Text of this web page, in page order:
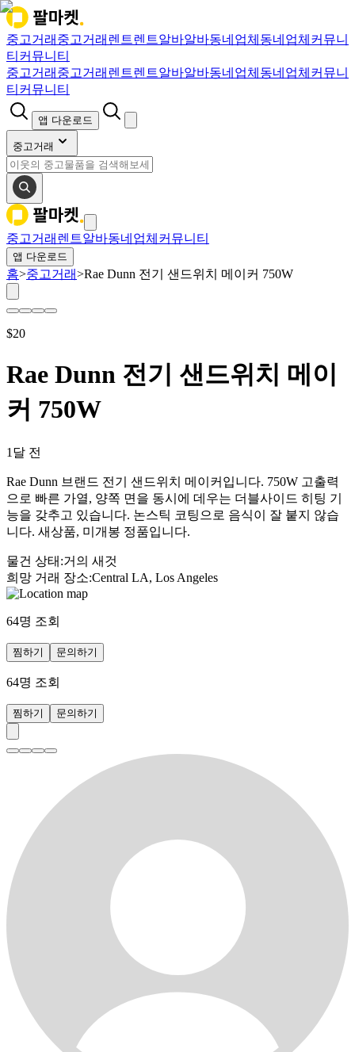
중고거래 중고거래 렌트렌트알바알바동네업체 동네업체 커뮤니
티 커뮤니티
중고거래 중고거래 렌트렌트알바알바동네업체 동네업체 커뮤니
티 커뮤니티
앱 다운로드
중고거래
중고거래 렌트알바동네업체 커뮤니티
앱 다운로드
홈>중고거래>Rae Dunn 전기 샌드위치 메이커 750W
$20
Rae Dunn 전기 샌드위치 메이
커 750W
1달 전
Rae Dunn 브랜드 전기 샌드위치 메이커입니다. 750W 고출력
으로 빠른 가열, 양쪽 면을 동시에 데우는 더블사이드 히팅 기
능을 갖추고 있습니다. 논스틱 코팅으로 음식이 잘 붙지 않습
니다. 새상품, 미개봉 정품입니다.
물건 상태 :거의 새것
희망 거래 장소:Central LA, Los Angeles
64명 조회
찜하기 문의하기
64명 조회
찜하기 문의하기